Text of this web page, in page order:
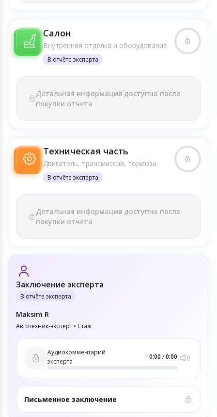
Салон
Внутренняя отделка и оборудование
В отчёте эксперта
Детальная информация доступна после
покупки отчета
Техническая часть
Двигатель, трансмиссия, тормоза
В отчёте эксперта
Детальная информация доступна после
покупки отчета
Заключение эксперта
В отчёте эксперта
Maksim R
Автотехник-эксперт • Стаж
Аудиокомментарий
эксперта
0:00 /0:00
Письменное заключение